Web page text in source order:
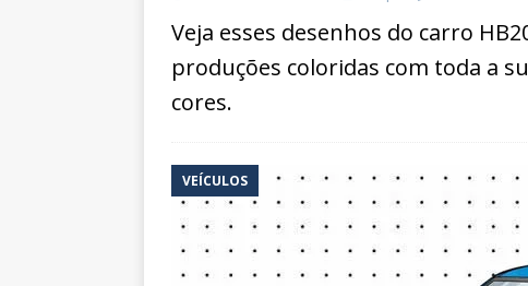
Veja esses desenhos do carro
produções coloridas com toda a
cores.
VEÍCULOS